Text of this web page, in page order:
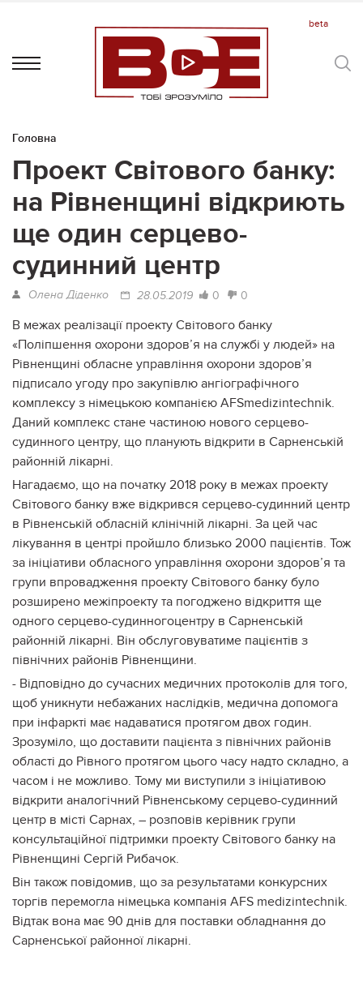
Головна
Проект Світового банку:
на Рівненщині відкриють
ще один серцево-
судинний центр
Олена Діденко 28.05.2019 0 0
В межах реалізації проекту Світового банку
«Поліпшення охорони здоров’я на службі у людей» на
Рівненщині обласне управління охорони здоров’я
підписало угоду про закупівлю ангіографічного
комплексу з німецькою компанією AFSmedizintechnik.
Даний комплекс стане частиною нового серцево-
судинного центру, що планують відкрити в Сарненській
районній лікарні.
Нагадаємо, що на початку 2018 року в межах проекту
Світового банку вже відкрився серцево-судинний центр
в Рівненській обласній клінічній лікарні. За цей час
лікування в центрі пройшло близько 2000 пацієнтів. Тож
за ініціативи обласного управління охорони здоров’я та
групи впровадження проекту Світового банку було
розширено межіпроекту та погоджено відкриття ще
одного серцево-судинногоцентру в Сарненській
районній лікарні. Він обслуговуватиме пацієнтів з
північних районів Рівненщини.
- Відповідно до сучасних медичних протоколів для того,
щоб уникнути небажаних наслідків, медична допомога
при інфаркті має надаватися протягом двох годин.
Зрозуміло, що доставити пацієнта з північних районів
області до Рівного протягом цього часу надто складно, а
часом і не можливо. Тому ми виступили з ініціативою
відкрити аналогічний Рівненському серцево-судинний
центр в місті Сарнах, – розповів керівник групи
консультаційної підтримки проекту Світового банку на
Рівненщині Сергій Рибачок.
Він також повідомив, що за результатами конкурсних
торгів перемогла німецька компанія AFS medizintechnik.
Відтак вона має 90 днів для поставки обладнання до
Сарненської районної лікарні.